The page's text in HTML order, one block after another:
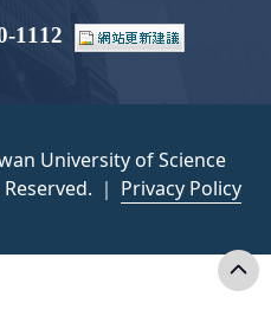
1112
University of Science
｜ Privacy Policy